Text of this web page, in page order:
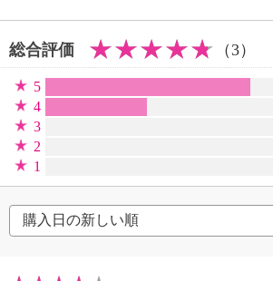
総合評価 （3）
5
4
3
2
1